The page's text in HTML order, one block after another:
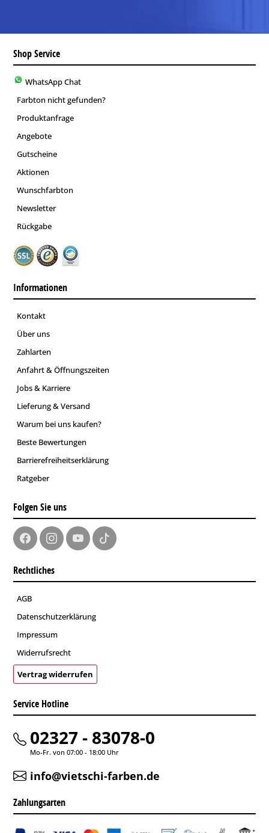
Shop Service
WhatsApp Chat
Farbton nicht gefunden?
Produktanfrage
Angebote
Gutscheine
Aktionen
Wunschfarbton
Newsletter
Rückgabe
Informationen
Kontakt
Über uns
Zahlarten
Anfahrt & Öffnungszeiten
Jobs & Karriere
Lieferung & Versand
Warum bei uns kaufen?
Beste Bewertungen
Barrierefreiheitserklärung
Ratgeber
Folgen Sie uns
Rechtliches
AGB
Datenschutzerklärung
Impressum
Widerrufsrecht
Vertrag widerrufen
Service Hotline
02327 - 83078-0
Mo-Fr. von 07:00 - 18:00 Uhr
info@vietschi-farben.de
Zahlungsarten